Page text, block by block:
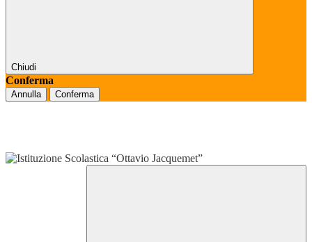
Chiudi
Conferma
Annulla Conferma